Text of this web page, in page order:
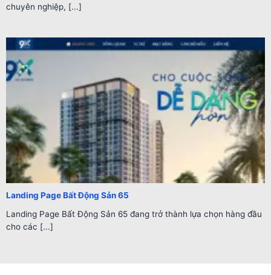
chuyên nghiệp, [...]
Landing Page Bất Động Sản 65
Landing Page Bất Động Sản 65 đang trở thành lựa chọn hàng đầu
cho các [...]